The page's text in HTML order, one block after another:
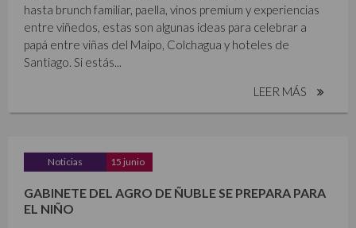
hasta brunch familiar, paella, vinos premium y experiencias
entre viñedos, estas son algunas ideas para celebrar a
papá entre viñas del Maipo, Colchagua y hoteles de
Santiago. Si estás...
LEER MÁS
Noticias 15 junio
GABINETE DEL AGRO DE ÑUBLE SE PREPARA PARA
EL NIÑO